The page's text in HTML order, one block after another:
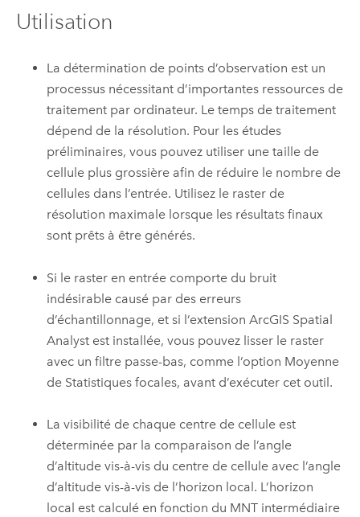
Utilisation
La détermination de points d’observation est un
processus nécessitant d’importantes ressources de
traitement par ordinateur. Le temps de traitement
dépend de la résolution. Pour les études
préliminaires, vous pouvez utiliser une taille de
cellule plus grossière afin de réduire le nombre de
cellules dans l’entrée. Utilisez le raster de
résolution maximale lorsque les résultats finaux
sont prêts à être générés.
Si le raster en entrée comporte du bruit
indésirable causé par des erreurs
d’échantillonnage, et si l’extension ArcGIS Spatial
Analyst est installée, vous pouvez lisser le raster
avec un filtre passe-bas, comme l’option Moyenne
de Statistiques focales, avant d’exécuter cet outil.
La visibilité de chaque centre de cellule est
déterminée par la comparaison de l’angle
d’altitude vis-à-vis du centre de cellule avec l’angle
d’altitude vis-à-vis de l’horizon local. L’horizon
local est calculé en fonction du MNT intermédiaire